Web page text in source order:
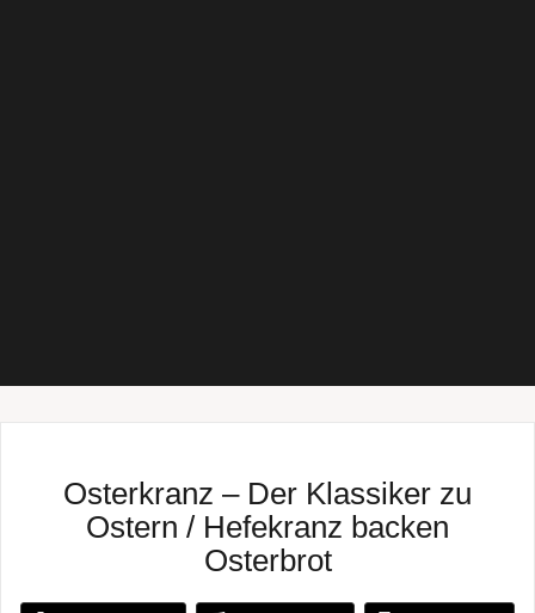
Osterkranz – Der Klassiker zu
Ostern / Hefekranz backen
Osterbrot